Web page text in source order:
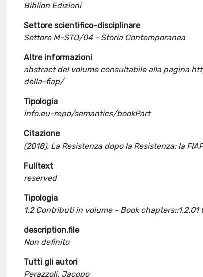
Biblion Edizioni
Settore scientifico-disciplinare
Settore M-STO/04 - Storia Contemporanea
Altre informazioni
abstract del volume consultabile alla pagina
della-fiap/
Tipologia
info:eu-repo/semantics/bookPart
Citazione
(2018). La Resistenza dopo la Resistenza: la
Fulltext
reserved
Tipologia
1.2 Contributi in volume - Book
description.file
Non definito
Tutti gli autori
Perazzoli, Jacopo